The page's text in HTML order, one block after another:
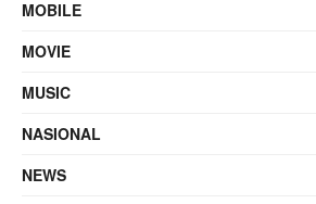
MOBILE
MOVIE
MUSIC
NASIONAL
NEWS